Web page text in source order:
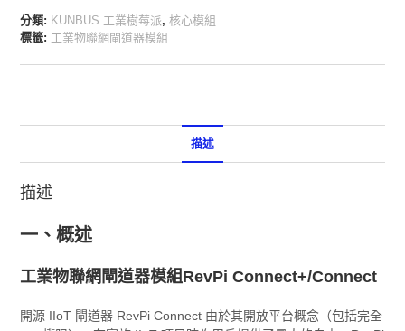
分類: KUNBUS 工業樹莓派,核心模組
標籤: 工業物聯網閘道器模組
描述
描述
一、概述
工業物聯網閘道器模組RevPi Connect+/Connect
開源 IIoT 閘道器 RevPi Connect 由於其開放平台概念（包括完全